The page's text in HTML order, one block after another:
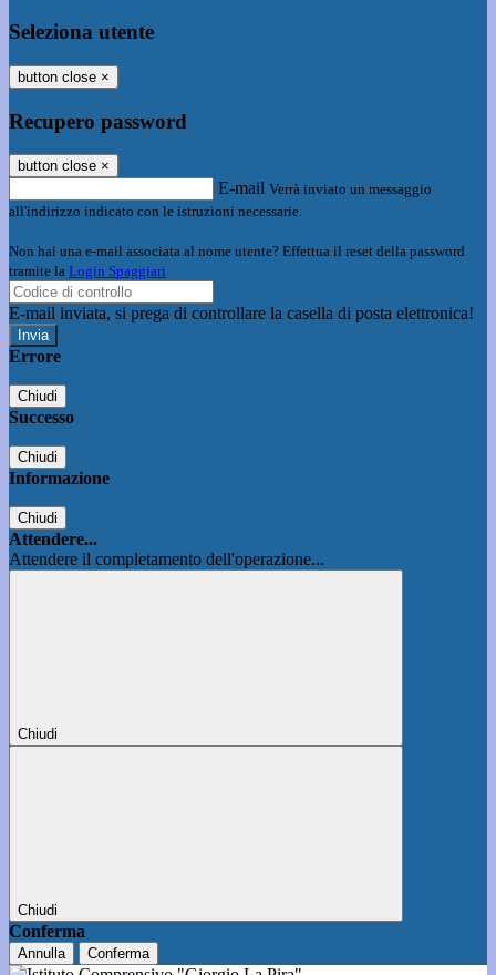
Seleziona utente
button close ×
Recupero password
button close ×
E-mail Verrà inviato un messaggio
all'indirizzo indicato con le istruzioni necessarie.
Non hai una e-mail associata al nome utente? Effettua il reset della password
tramite la Login Spaggiari
E-mail inviata, si prega di controllare la casella di posta elettronica!
Errore
Chiudi
Successo
Chiudi
Informazione
Chiudi
Attendere...
Attendere il completamento dell'operazione...
Chiudi
Chiudi
Conferma
Annulla Conferma